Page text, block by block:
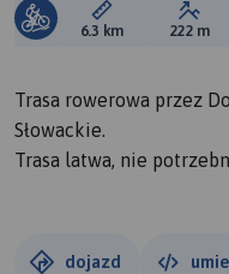
Długość trasy:
6.3 km 222 m
Trasa rowerowa przez
Słowackie.
Trasa latwa, nie
dojazd